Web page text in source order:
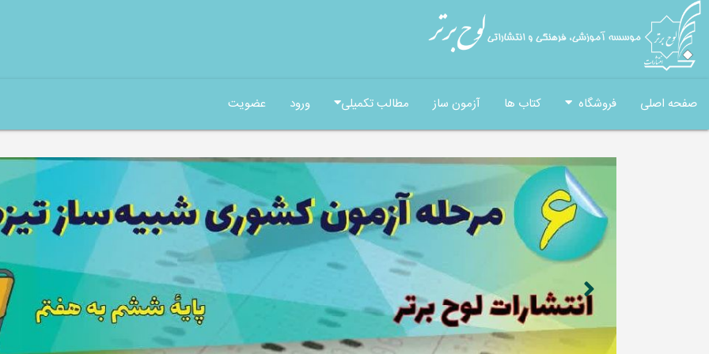
صفحه اصلی فروشگاه کتاب ها آزمون ساز مطالب تکمیلی ورود عضویت